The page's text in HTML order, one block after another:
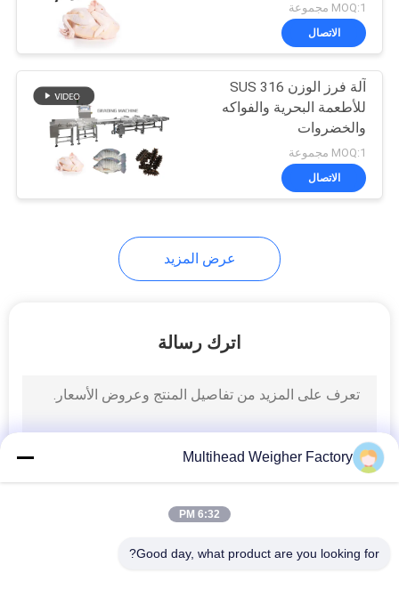
آلة تعبئة المكسرات
69
آلة الوزن والملء
آلة تعبئة الحبيبات
13
MOQ:1 مجموعة
الاتصال
آلة فرز الوزن SUS 316
للأطعمة البحرية والفواكه
والخضروات
MOQ:1 مجموعة
الاتصال
عرض المزيد
اترك رسالة
Multihead Weigher Factory
6:32 PM
Good day, what product are you looking for?